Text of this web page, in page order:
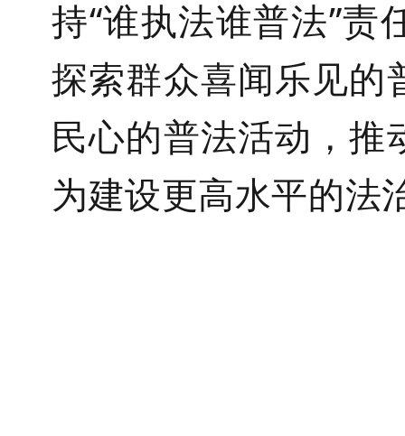
持“谁执法谁普法”
探索群众喜闻乐见的
民心的普法活动，
为建设更高水平的法